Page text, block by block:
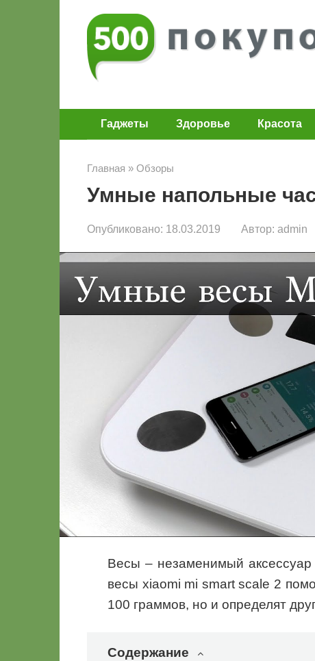
Гаджеты Здоровье Красота
Главная » Обзоры
Умные напольные
Опубликовано: 18.03.2019 Автор: admin
Весы – незаменимый
весы xiaomi mi smart scale 2
100 граммов, но и определят
Содержание